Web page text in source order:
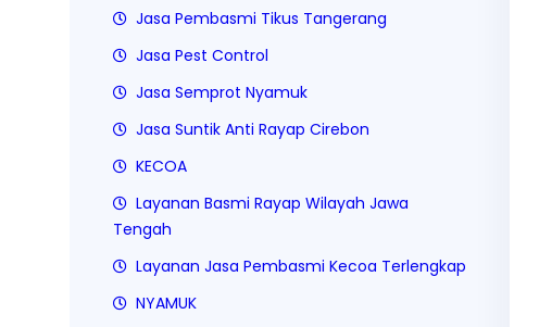
Jasa Pembasmi Tikus Tangerang
Jasa Pest Control
Jasa Semprot Nyamuk
Jasa Suntik Anti Rayap Cirebon
KECOA
Layanan Basmi Rayap Wilayah Jawa
Tengah
Layanan Jasa Pembasmi Kecoa Terlengkap
NYAMUK